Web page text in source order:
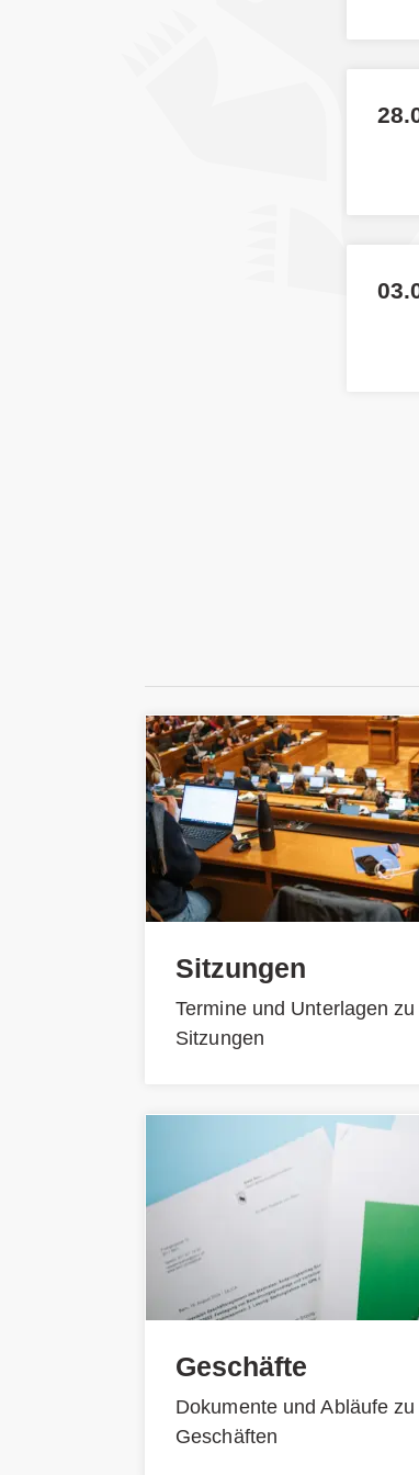
Sitzungen
Termine und Unterlagen zu
Sitzungen
Geschäfte
Dokumente und Abläufe zu
Geschäften